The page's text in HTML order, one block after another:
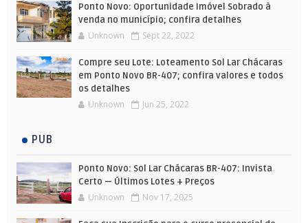
Ponto Novo: Oportunidade Imóvel Sobrado à
venda no município; confira detalhes
Unknown Sept 22, 2022
Compre seu Lote: Loteamento Sol Lar Chácaras
em Ponto Novo BR-407; confira valores e todos
os detalhes
Unknown Jun 25, 2022
PUB
Ponto Novo: Sol Lar Chácaras BR-407: Invista
Certo — Últimos Lotes + Preços
Unknown Nov 17, 2025